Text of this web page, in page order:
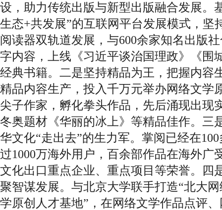
设，助力传统出版与新型出版融合发展。
生态+共发展”的互联网平台发展模式，坚
阅读器双轨道发展，与600余家知名出版
字内容，上线《习近平谈治国理政》《围
经典书籍。二是坚持精品为王，把握内容
精品内容生产，投入千万元举办网络文学
尖子作家，孵化拳头作品，先后涌现出现
冬奥题材《华丽的冰上》等精品佳作。三
华文化“走出去”的生力军。掌阅已经在
过1000万海外用户，百余部作品在海外广
文化出口重点企业、重点项目等荣誉。四
聚智谋发展。与北京大学联手打造“北大
学原创人才基地”，在网络文学作品点评